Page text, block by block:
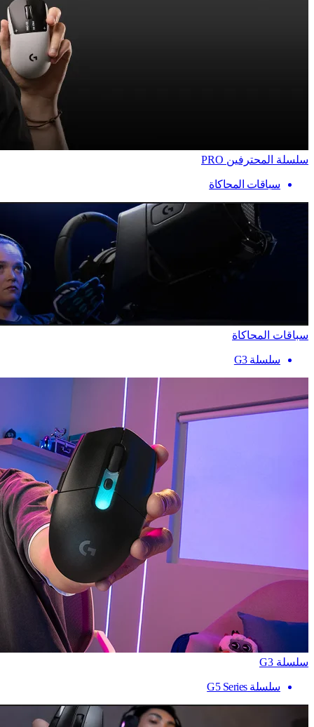
سلسلة المحترفين PRO
سباقات المحاكاة
سباقات المحاكاة
سلسلة G3
سلسلة G3
سلسلة G5 Series